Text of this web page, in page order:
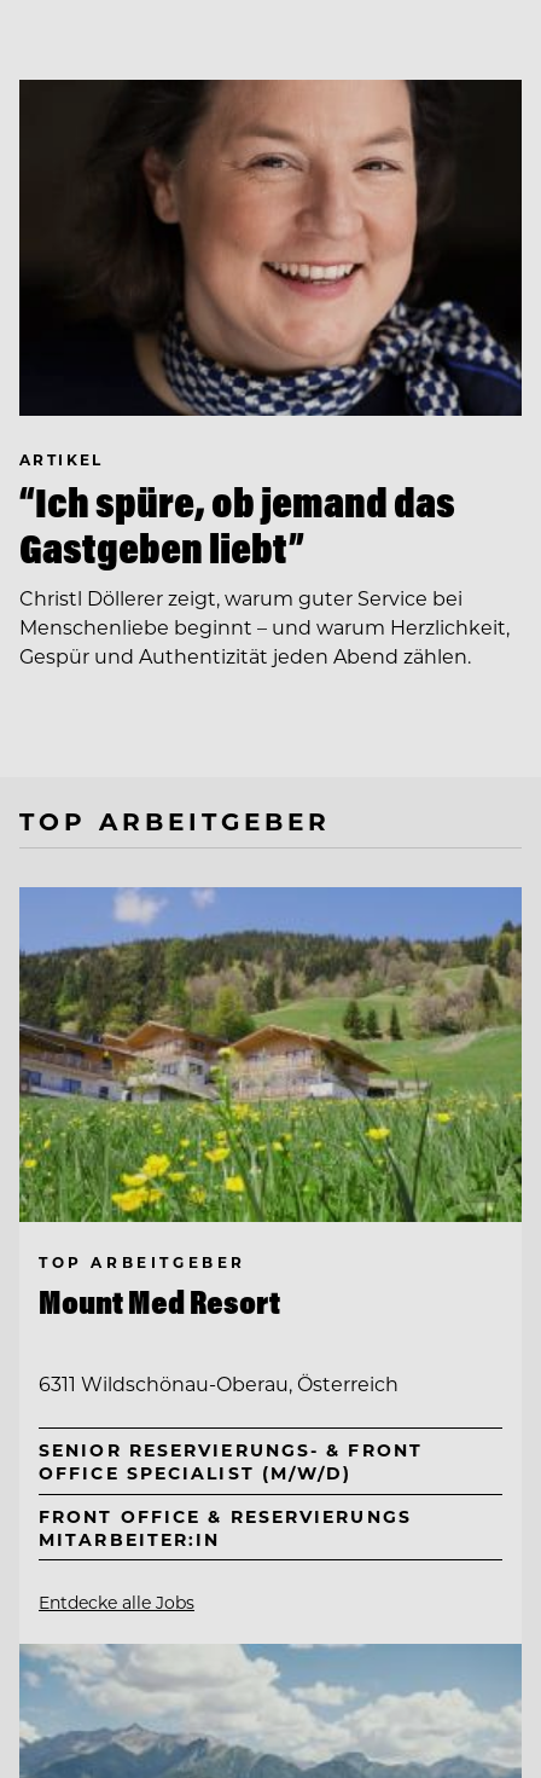
ARTIKEL
“Ich spüre, ob jemand das
Gastgeben liebt”
Christl Döllerer zeigt, warum guter Service bei
Menschenliebe beginnt – und warum Herzlichkeit,
Gespür und Authentizität jeden Abend zählen.
TOP ARBEITGEBER
TOP ARBEITGEBER
Mount Med Resort
6311 Wildschönau-Oberau, Österreich
SENIOR RESERVIERUNGS- & FRONT
OFFICE SPECIALIST (M/W/D)
FRONT OFFICE & RESERVIERUNGS
MITARBEITER:IN
Entdecke alle Jobs